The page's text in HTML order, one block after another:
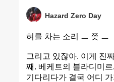
Hazard Zero Day
혀를 차는 소리 ㅡ 쯧 ㅡ
그리고 있잖아. 이게 진
째. 베케트의 블라디미
기다리다가 결국 어디